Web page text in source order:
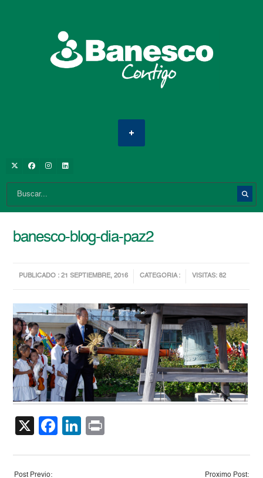
banesco-blog-dia-paz2
PUBLICADO : 21 SEPTIEMBRE, 2016 CATEGORIA : VISITAS: 82
X Facebook
LinkedIn
Post Previo: Proximo Post: